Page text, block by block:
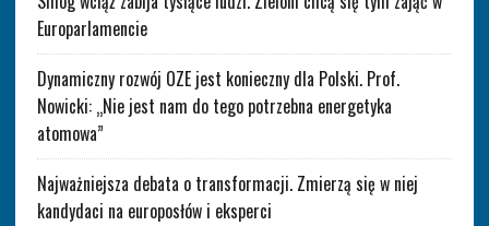
Europarlamencie
Dynamiczny rozwój OZE jest konieczny dla Polski. Prof.
Nowicki: „Nie jest nam do tego potrzebna energetyka
atomowa”
Najważniejsza debata o transformacji. Zmierzą się w niej
kandydaci na europosłów i eksperci